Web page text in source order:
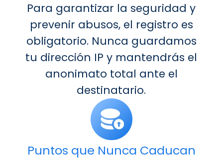
Para garantizar la seguridad y
prevenir abusos, el registro es
obligatorio. Nunca guardamos
tu dirección IP y mantendrás el
anonimato total ante el
destinatario.
Puntos que Nunca Caducan